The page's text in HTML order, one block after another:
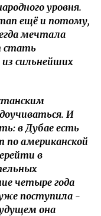
уровня.
ещё и потому,
мечтала
стать
сильнейших
И
в Дубае есть
американской
в
четыре года
поступила -
она